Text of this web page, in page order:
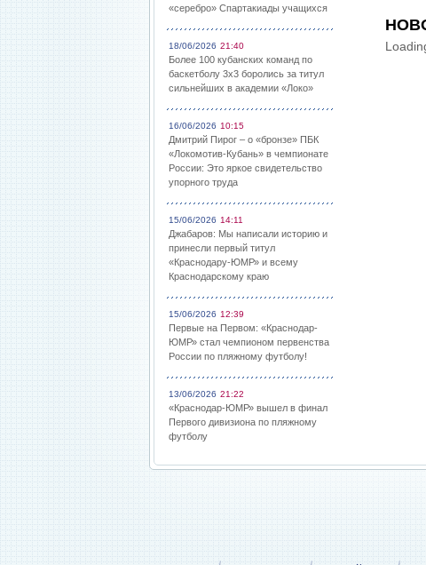
«серебро» Спартакиады учащихся
18/06/2026 21:40
Более 100 кубанских команд по
баскетболу 3х3 боролись за титул
сильнейших в академии «Локо»
16/06/2026 10:15
Дмитрий Пирог – о «бронзе» ПБК
«Локомотив-Кубань» в чемпионате
России: Это яркое свидетельство
упорного труда
15/06/2026 14:11
Джабаров: Мы написали историю и
принесли первый титул
«Краснодару-ЮМР» и всему
Краснодарскому краю
15/06/2026 12:39
Первые на Первом: «Краснодар-
ЮМР» стал чемпионом первенства
России по пляжному футболу!
13/06/2026 21:22
«Краснодар-ЮМР» вышел в финал
Первого дивизиона по пляжному
футболу